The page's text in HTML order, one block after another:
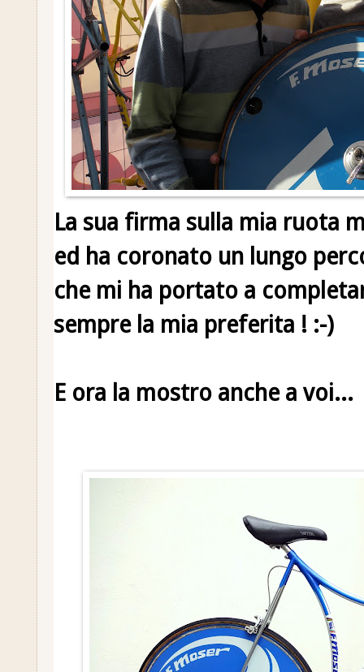
La sua firma sulla mia ruota
ed ha coronato un lungo
che mi ha portato a
sempre la mia preferita ! :-)
E ora la mostro anche a voi...